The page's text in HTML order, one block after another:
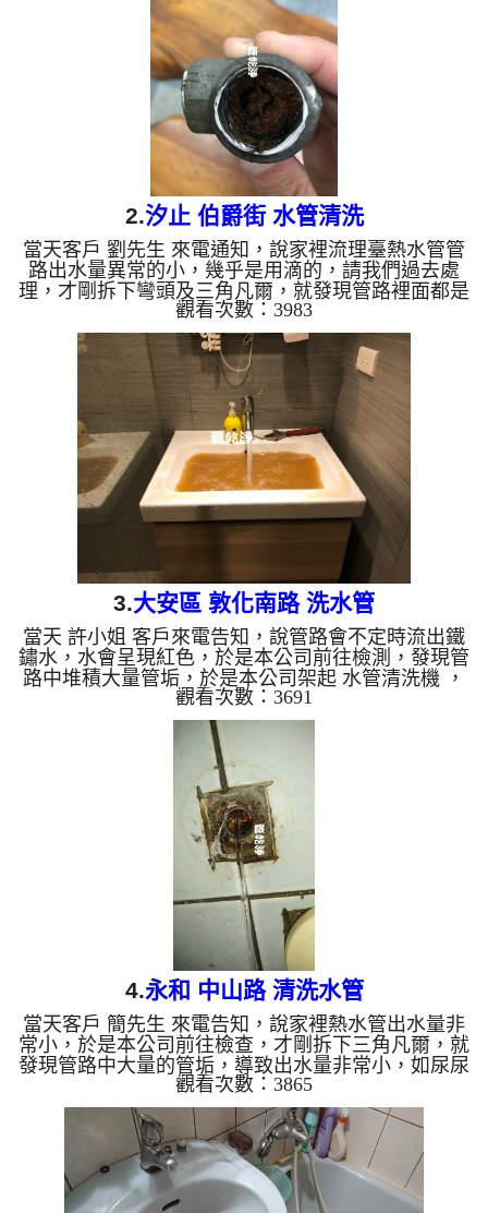
2.汐止 伯爵街 水管清洗
當天客戶 劉先生 來電通知，說家裡流理臺熱水管管
路出水量異常的小，幾乎是用滴的，請我們過去處
理，才剛拆下彎頭及三角凡爾，就發現管路裡面都是
汙泥鐵鏽，水幾乎無法通過，如下圖，於是本公司架
起 水管清洗機 ，開始 洗水管 過程中，管路堵住數
次，本公司改用特殊工法，管路不斷噴出髒水，如下
圖， 水管清洗 約兩個多小時，管路中的鐵鏽終於清
洗乾淨，客戶終於能正常使用水了。 清洗水管,水管
清洗, 洗水管, 熱水管堵塞, 熱水忽冷忽熱 ...
觀看次數：3983
3.大安區 敦化南路 洗水管
當天 許小姐 客戶來電告知，說管路會不定時流出鐵
鏽水，水會呈現紅色，於是本公司前往檢測，發現管
路中堆積大量管垢，於是本公司架起 水管清洗機 ，
開始 洗水管 ， 管路不斷噴出黃水，如下圖， 水管清
洗 約兩個多小時，管路中的鐵鏽終於清洗乾淨，客
戶終於能正常使用水了。 清洗水管,水管清洗, 洗水
管, 熱水管堵塞, 熱水忽冷忽熱 ...
觀看次數：3691
4.永和 中山路 清洗水管
當天客戶 簡先生 來電告知，說家裡熱水管出水量非
常小，於是本公司前往檢查，才剛拆下三角凡爾，就
發現管路中大量的管垢，導致出水量非常小，如尿尿
般的大小，如下圖，於是本公司架起 水管清洗機 ，
開始 洗水管 ， 管路不斷噴出髒的水，如下圖，清洗
過程幾次 水管堵塞 數次，本公司改用特殊工法， 水
管清洗 約兩個多小時，客戶終於能正常使用熱水
了。 清洗水管,水管清洗, 洗水管, 熱水管堵塞, 熱水忽
冷忽熱 ...
觀看次數：3865